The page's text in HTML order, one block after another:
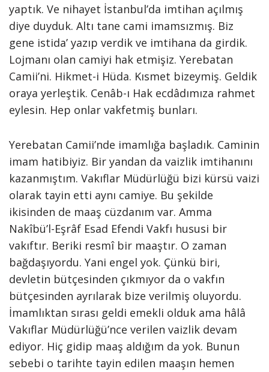
yaptık. Ve nihayet İstanbul’da imtihan açılmış
diye duyduk. Altı tane cami imamsızmış. Biz
gene istida’ yazıp verdik ve imtihana da girdik.
Lojmanı olan camiyi hak etmişiz. Yerebatan
Camii’ni. Hikmet-i Hüda. Kısmet bizeymiş. Geldik
oraya yerleştik. Cenâb-ı Hak ecdâdımıza rahmet
eylesin. Hep onlar vakfetmiş bunları.
Yerebatan Camii’nde imamlığa başladık. Caminin
imam hatibiyiz. Bir yandan da vaizlik imtihanını
kazanmıştım. Vakıflar Müdürlüğü bizi kürsü vaizi
olarak tayin etti aynı camiye. Bu şekilde
ikisinden de maaş cüzdanım var. Amma
Nakîbü’l-Eşrâf Esad Efendi Vakfı hususi bir
vakıftır. Beriki resmî bir maaştır. O zaman
bağdaşıyordu. Yani engel yok. Çünkü biri,
devletin bütçesinden çıkmıyor da o vakfın
bütçesinden ayrılarak bize verilmiş oluyordu.
İmamlıktan sırası geldi emekli olduk ama hâlâ
Vakıflar Müdürlüğü’nce verilen vaizlik devam
ediyor. Hiç gidip maaş aldığım da yok. Bunun
sebebi o tarihte tayin edilen maaşın hemen